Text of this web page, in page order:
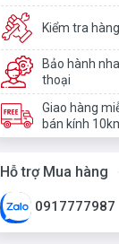
Kiểm tra
Bảo hành
thoại
Giao hàng
bán kính
Hỗ trợ Mua hàng
0917777987